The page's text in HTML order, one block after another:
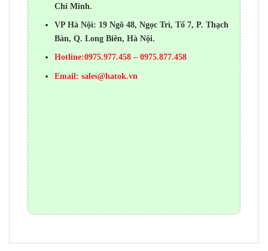
Chí Minh.
VP Hà Nội: 19 Ngõ 48, Ngọc Trì, Tổ 7, P. Thạch
Bàn, Q. Long Biên, Hà Nội.
Hotline:0975.977.458 – 0975.877.458
Email:sales@hatok.vn